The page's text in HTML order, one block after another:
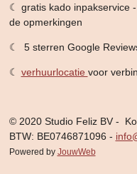
☾ gratis kado inpakservice
de opmerkingen
☾ 5 sterren Google
☾ verhuurlocatie voor
© 2020 Studio Feliz BV -
BTW: BE0746871096 -
Powered by JouwWeb